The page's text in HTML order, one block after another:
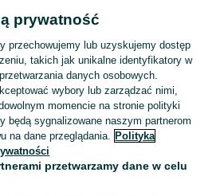
nie jest już dostępne
prywatność
przechowujemy lub uzyskujemy dostęp
takich jak unikalne identyfikatory w
danych osobowych.
wybory lub zarządzać nimi,
momencie na stronie polityki
będą sygnalizowane naszym partnerom
na dane przeglądania. Polityka
przetwarzamy dane w celu